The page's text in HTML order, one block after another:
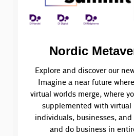
Nordic
Explore and discover our
Imagine a near future
virtual worlds merge, where
supplemented with virtual
individuals, businesses,
and do business in